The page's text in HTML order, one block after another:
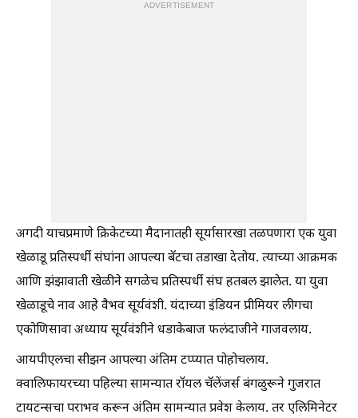
ADVERTISEMENT
अगदी याचप्रमाणे क्रिकेटच्या मैदानातही सूर्यासारखा तळपणारा एक युवा
खेळाडू प्रतिस्पर्धी संघांना आपल्या बॅटचा तडाखा देतोय. त्याच्या आक्रमक
आणि झंझावाती खेळीने सगळेच प्रतिस्पर्धी संघ हतबल झालेत. या युवा
खेळाडूचे नाव आहे वैभव सूर्यवंशी. यंदाच्या इंडियन प्रीमियर लीगचा
एकोणिसावा अध्याय सूर्यवंशीने धडाकेबाज फलंदाजीने गाजवलाय.
आयपीएलचा सीझन आपल्या अंतिम टप्प्यात पोहोचलाय.
क्वालिफायरच्या पहिल्या सामन्यात रॉयल चॅलेंजर्स बंगळुरूने गुजरात
टायटन्सचा पराभव करून अंतिम सामन्यात प्रवेश केलाय. तर एलिमिनेटर